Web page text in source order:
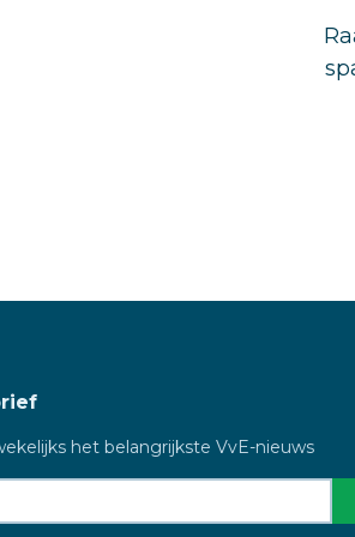
het belangrijkste VvE-nieuws